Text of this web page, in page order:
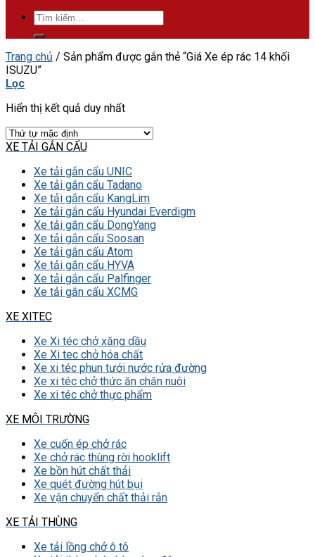
Tìm
kiếm:
Trang chủ / Sản phẩm được gắn thẻ “Giá Xe ép rác 14 khối
ISUZU”
Lọc
Hiển thị kết quả duy nhất
XE TẢI GẮN CẨU
Xe tải gắn cẩu UNIC
Xe tải gắn cẩu Tadano
Xe tải gắn cẩu KangLim
Xe tải gắn cẩu Hyundai Everdigm
Xe tải gắn cẩu DongYang
Xe tải gắn cẩu Soosan
Xe tải gắn cẩu Atom
Xe tải gắn cẩu HYVA
Xe tải gắn cẩu Palfinger
Xe tải gắn cẩu XCMG
XE XITEC
Xe Xi téc chở xăng dầu
Xe Xi tec chở hóa chất
Xe xi téc phun tưới nước rửa đường
Xe xi téc chở thức ăn chăn nuôi
Xe xi téc chở thực phẩm
XE MÔI TRƯỜNG
Xe cuốn ép chở rác
Xe chở rác thùng rời hooklift
Xe bồn hút chất thải
Xe quét đường hút bụi
Xe vận chuyển chất thải rắn
XE TẢI THÙNG
Xe tải lồng chở ô tô